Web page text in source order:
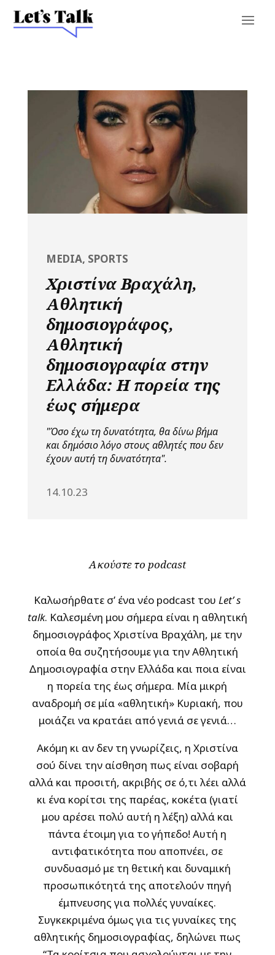
MEDIA, SPORTS
Χριστίνα Βραχάλη,
Αθλητική
δημοσιογράφος,
Αθλητική
δημοσιογραφία στην
Ελλάδα: Η πορεία της
έως σήμερα
"Όσο έχω τη δυνατότητα, θα δίνω βήμα
και δημόσιο λόγο στους αθλητές που δεν
έχουν αυτή τη δυνατότητα".
14.10.23
Ακούστε το podcast
Καλωσήρθατε σ’ ένα νέο podcast τουLet’s
talk. Καλεσμένη μου σήμερα είναι η αθλητική
δημοσιογράφος Χριστίνα Βραχάλη, με την
οποία θα συζητήσουμε για την Αθλητική
Δημοσιογραφία στην Ελλάδα και ποια είναι
η πορεία της έως σήμερα. Μία μικρή
αναδρομή σε μία «αθλητική» Κυριακή, που
μοιάζει να κρατάει από γενιά σε γενιά…
Ακόμη κι αν δεν τη γνωρίζεις, η Χριστίνα
σού δίνει την αίσθηση πως είναι σοβαρή
αλλά και προσιτή, ακριβής σε ό,τι λέει αλλά
κι ένα κορίτσι της παρέας, κοκέτα (γιατί
μου αρέσει πολύ αυτή η λέξη) αλλά και
πάντα έτοιμη για το γήπεδο! Αυτή η
αντιφατικότητα που αποπνέει, σε
συνδυασμό με τη θετική και δυναμική
προσωπικότητά της αποτελούν πηγή
έμπνευσης για πολλές γυναίκες.
Συγκεκριμένα όμως για τις γυναίκες της
αθλητικής δημοσιογραφίας, δηλώνει πως